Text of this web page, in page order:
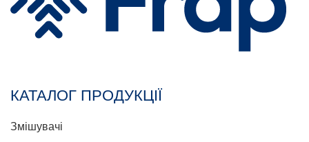
КАТАЛОГ ПРОДУКЦІЇ
Змішувачі